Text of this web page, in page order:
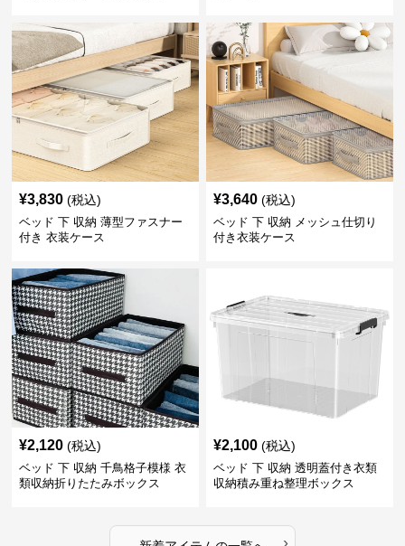
¥3,830 (税込)
ベッド 下 収納 薄型ファスナー
付き 衣装ケース
¥3,640 (税込)
ベッド 下 収納 メッシュ仕切り
付き衣装ケース
¥2,120 (税込)
ベッド 下 収納 千鳥格子模様 衣
類収納折りたたみボックス
¥2,100 (税込)
ベッド 下 収納 透明蓋付き衣類
収納積み重ね整理ボックス